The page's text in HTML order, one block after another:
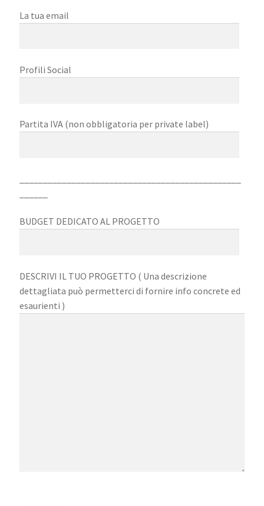
La tua email
Profili Social
Partita IVA (non obbligatoria per private label)
BUDGET DEDICATO AL PROGETTO
DESCRIVI IL TUO PROGETTO ( Una descrizione
dettagliata può permetterci di fornire info concrete ed
esaurienti )